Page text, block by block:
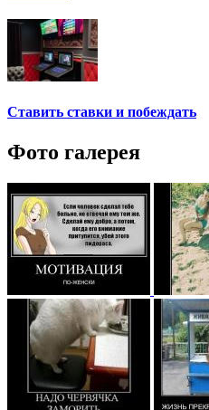
Ставить ставки и побеждать
Фото галерея